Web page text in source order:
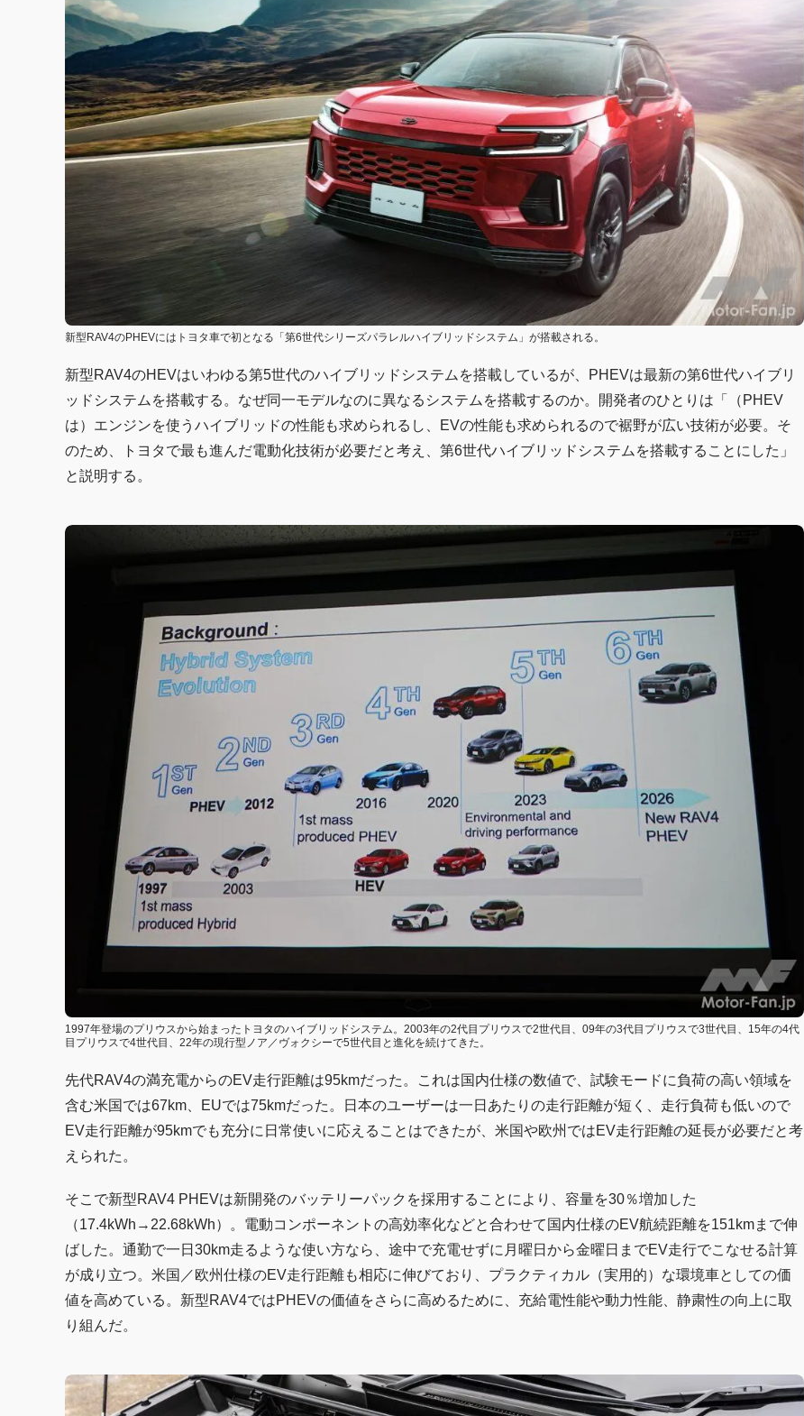
新型RAV4のPHEVにはトヨタ車で初となる「第6世代シリーズパラレルハイブリッドシステム」が搭載される。
新型RAV4のHEVはいわゆる第5世代のハイブリッドシステムを搭載しているが、PHEVは最新の第6世代ハイブリ
ッドシステムを搭載する。なぜ同一モデルなのに異なるシステムを搭載するのか。開発者のひとりは「（PHEV
は）エンジンを使うハイブリッドの性能も求められるし、EVの性能も求められるので裾野が広い技術が必要。そ
のため、トヨタで最も進んだ電動化技術が必要だと考え、第6世代ハイブリッドシステムを搭載することにした」
と説明する。
1997年登場のプリウスから始まったトヨタのハイブリッドシステム。2003年の2代目プリウスで2世代目、09年の3代目プリウスで3世代目、15年の4代
目プリウスで4世代目、22年の現行型ノア／ヴォクシーで5世代目と進化を続けてきた。
先代RAV4の満充電からのEV走行距離は95kmだった。これは国内仕様の数値で、試験モードに負荷の高い領域を
含む米国では67km、EUでは75kmだった。日本のユーザーは一日あたりの走行距離が短く、走行負荷も低いので
EV走行距離が95kmでも充分に日常使いに応えることはできたが、米国や欧州ではEV走行距離の延長が必要だと考
えられた。
そこで新型RAV4 PHEVは新開発のバッテリーパックを採用することにより、容量を30％増加した
（17.4kWh→22.68kWh）。電動コンポーネントの高効率化などと合わせて国内仕様のEV航続距離を151kmまで伸
ばした。通勤で一日30km走るような使い方なら、途中で充電せずに月曜日から金曜日までEV走行でこなせる計算
が成り立つ。米国／欧州仕様のEV走行距離も相応に伸びており、プラクティカル（実用的）な環境車としての価
値を高めている。新型RAV4ではPHEVの価値をさらに高めるために、充給電性能や動力性能、静粛性の向上に取
り組んだ。